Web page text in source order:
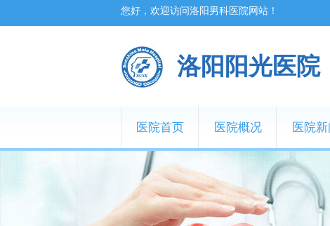
您好，欢迎访问洛阳男科医院网站！
洛阳阳光医院
医院首页 医院概况 医院新